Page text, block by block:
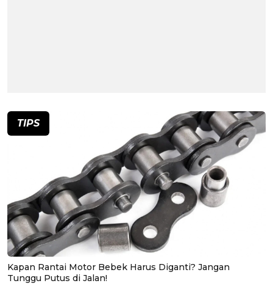
TIPS
Kapan Rantai Motor Bebek Harus Diganti? Jangan
Tunggu Putus di Jalan!